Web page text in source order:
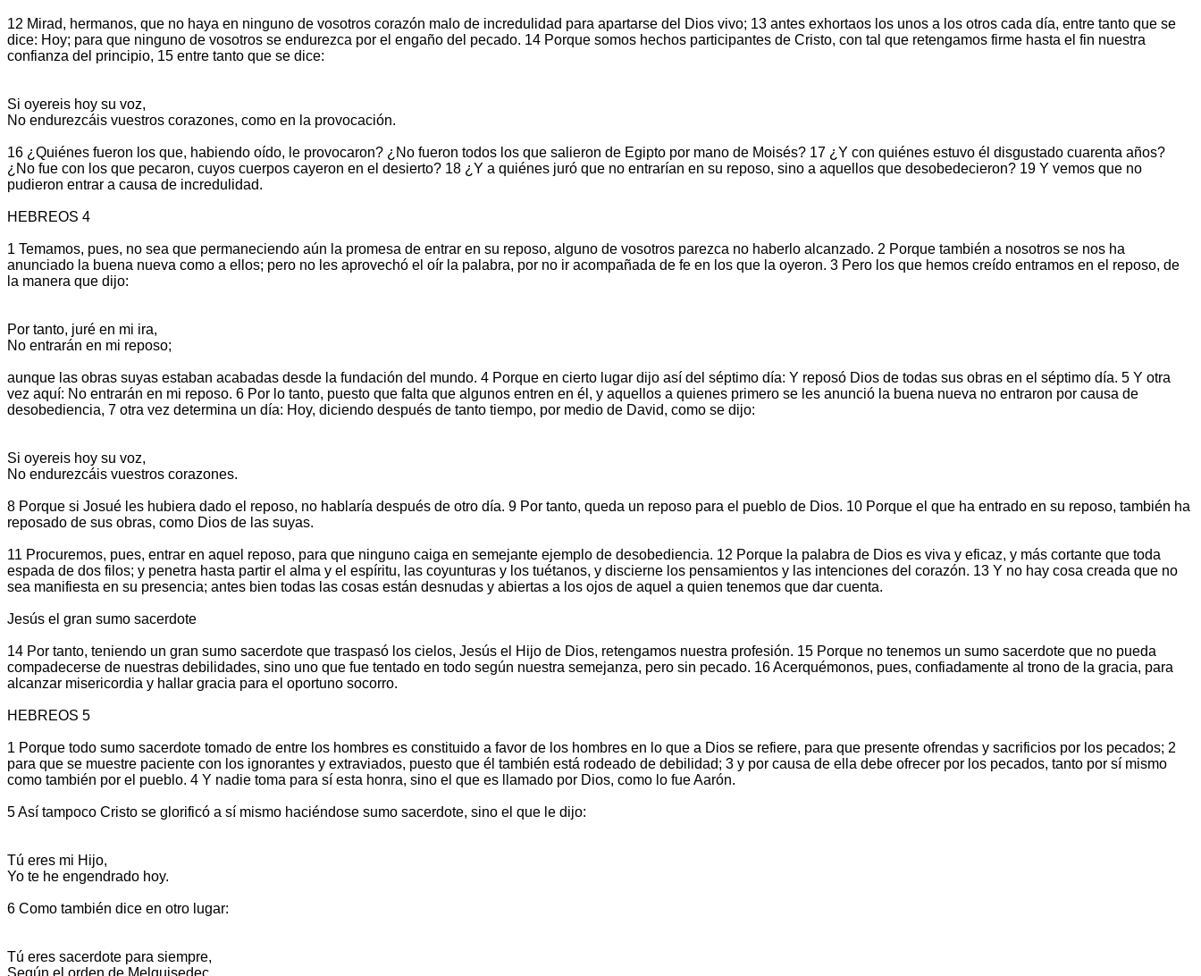
12 Mirad, hermanos, que no haya en ninguno de vosotros corazón malo de incredulidad para apartarse del Dios vivo; 13 antes exhortaos los unos a los otros cada día, entre tanto que se
dice: Hoy; para que ninguno de vosotros se endurezca por el engaño del pecado. 14 Porque somos hechos participantes de Cristo, con tal que retengamos firme hasta el fin nuestra
confianza del principio, 15 entre tanto que se dice:
Si oyereis hoy su voz,
No endurezcáis vuestros corazones, como en la provocación.
16 ¿Quiénes fueron los que, habiendo oído, le provocaron? ¿No fueron todos los que salieron de Egipto por mano de Moisés? 17 ¿Y con quiénes estuvo él disgustado cuarenta años?
¿No fue con los que pecaron, cuyos cuerpos cayeron en el desierto? 18 ¿Y a quiénes juró que no entrarían en su reposo, sino a aquellos que desobedecieron? 19 Y vemos que no
pudieron entrar a causa de incredulidad.
HEBREOS 4
1 Temamos, pues, no sea que permaneciendo aún la promesa de entrar en su reposo, alguno de vosotros parezca no haberlo alcanzado. 2 Porque también a nosotros se nos ha
anunciado la buena nueva como a ellos; pero no les aprovechó el oír la palabra, por no ir acompañada de fe en los que la oyeron. 3 Pero los que hemos creído entramos en el reposo, de
la manera que dijo:
Por tanto, juré en mi ira,
No entrarán en mi reposo;
aunque las obras suyas estaban acabadas desde la fundación del mundo. 4 Porque en cierto lugar dijo así del séptimo día: Y reposó Dios de todas sus obras en el séptimo día. 5 Y otra
vez aquí: No entrarán en mi reposo. 6 Por lo tanto, puesto que falta que algunos entren en él, y aquellos a quienes primero se les anunció la buena nueva no entraron por causa de
desobediencia, 7 otra vez determina un día: Hoy, diciendo después de tanto tiempo, por medio de David, como se dijo:
Si oyereis hoy su voz,
No endurezcáis vuestros corazones.
8 Porque si Josué les hubiera dado el reposo, no hablaría después de otro día. 9 Por tanto, queda un reposo para el pueblo de Dios. 10 Porque el que ha entrado en su reposo, también ha
reposado de sus obras, como Dios de las suyas.
11 Procuremos, pues, entrar en aquel reposo, para que ninguno caiga en semejante ejemplo de desobediencia. 12 Porque la palabra de Dios es viva y eficaz, y más cortante que toda
espada de dos filos; y penetra hasta partir el alma y el espíritu, las coyunturas y los tuétanos, y discierne los pensamientos y las intenciones del corazón. 13 Y no hay cosa creada que no
sea manifiesta en su presencia; antes bien todas las cosas están desnudas y abiertas a los ojos de aquel a quien tenemos que dar cuenta.
Jesús el gran sumo sacerdote
14 Por tanto, teniendo un gran sumo sacerdote que traspasó los cielos, Jesús el Hijo de Dios, retengamos nuestra profesión. 15 Porque no tenemos un sumo sacerdote que no pueda
compadecerse de nuestras debilidades, sino uno que fue tentado en todo según nuestra semejanza, pero sin pecado. 16 Acerquémonos, pues, confiadamente al trono de la gracia, para
alcanzar misericordia y hallar gracia para el oportuno socorro.
HEBREOS 5
1 Porque todo sumo sacerdote tomado de entre los hombres es constituido a favor de los hombres en lo que a Dios se refiere, para que presente ofrendas y sacrificios por los pecados; 2
para que se muestre paciente con los ignorantes y extraviados, puesto que él también está rodeado de debilidad; 3 y por causa de ella debe ofrecer por los pecados, tanto por sí mismo
como también por el pueblo. 4 Y nadie toma para sí esta honra, sino el que es llamado por Dios, como lo fue Aarón.
5 Así tampoco Cristo se glorificó a sí mismo haciéndose sumo sacerdote, sino el que le dijo:
Tú eres mi Hijo,
Yo te he engendrado hoy.
6 Como también dice en otro lugar:
Tú eres sacerdote para siempre,
Según el orden de Melquisedec.